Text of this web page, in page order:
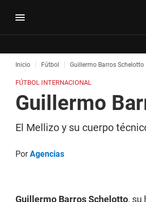
Inicio Fútbol Guillermo Barros Schelotto
FÚTBOL INTERNACIONAL
Guillermo
El Mellizo y su cuerpo
PorAgencias
Guillermo Barros Schelotto, su